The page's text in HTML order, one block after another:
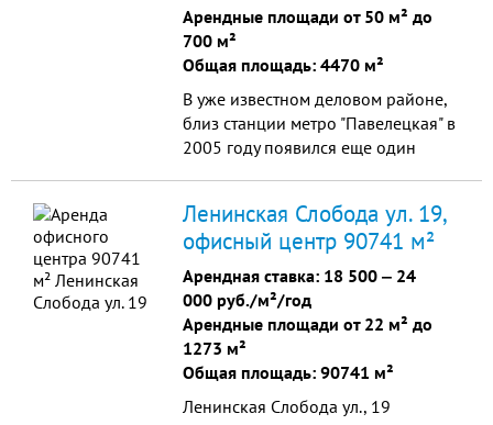
внутреннее состояние здания,
качество материалов отделки,
оснащение и оборудование
бизнес-центру класса «А»
Арендные площади от 50 м² до
700 м²
Общая площадь: 4470 м²
В уже известном деловом районе,
близ станции метро "Павелецкая" в
2005 году появился еще один
Современное здание общей
площадью более 4 тысяч
квадратных метров состоит из 6
этажей, один из которых —
цокольный. Там и расположена
организованная специально для
арендаторов столовая. Также к
reception и расположенный на
Ленинская Слобода ул. 19,
офисный центр 90741 м²
Арендная ставка: 18 500 ‒ 24
000 руб./м²/год
Арендные площади от 22 м² до
1273 м²
Общая площадь: 90741 м²
Ленинская Слобода ул., 19